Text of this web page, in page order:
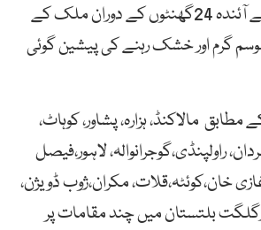
محکمہ موسمیات نے آئندہ 24گھنٹوں کے دوران ملک کے
گرم اور خشک رہنے کی پیشین گوئی
مالاکنڈ، ہزارہ، پشاور، کوہاٹ،
راولپنڈی،گوجرانوالہ، لاہور،فیصل
خان،کوئٹہ،قلات، مکران،ژوب ڈویژن،
بلتستان میں چند مقامات پر